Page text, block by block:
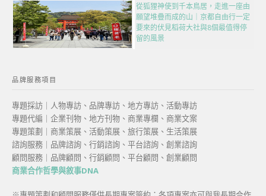
從狐狸神使到千本鳥居，走進一座由
願望堆疊而成的山｜京都自由行一定
要來的伏見稻荷大社與8個最值得停
留的風景
品牌服務項目
專題採訪｜人物專訪、品牌專訪、地方專訪、活動專訪
專題代編｜企業刊物、地方刊物、商業專欄、商業文案
專題策劃｜商業策展、活動策展、旅行策展、生活策展
諮詢服務｜品牌諮詢、行銷諮詢、平台諮詢、創業諮詢
顧問服務｜品牌顧問、行銷顧問、平台顧問、創業顧問
商業合作哲學與敘事DNA